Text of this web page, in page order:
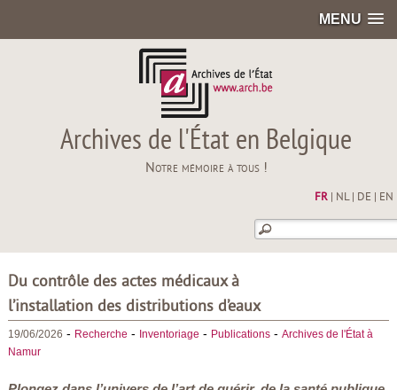
MENU
Archives de l'État en Belgique
Notre mémoire à tous !
FR| NL| DE EN
Du contrôle des actes médicaux à
l’installation des distributions d’eaux
19/06/2026 - Recherche - Inventoriage - Publications- Archives de l'État à
Namur